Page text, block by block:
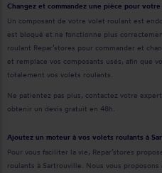
Changez et commandez une pièce pour
Un composant de votre volet roulant est
est bloqué et ne fonctionne plus
roulant Repar’stores pour commander et
et remplace vos composants usés, afin que
totalement vos volets roulants.
Ne patientez pas plus, contactez votre
obtenir un devis gratuit en 48h.
Ajoutez un moteur à vos volets roulants à
Pour vous faciliter la vie, Repar’stores
roulants à Sartrouville. Nous vous